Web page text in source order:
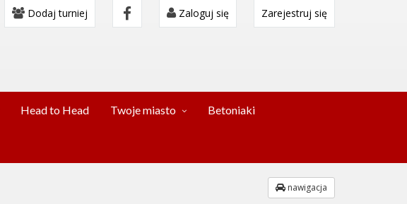
Dodaj turniej Zaloguj się Zarejestruj się
Head to Head Twoje miasto Betoniaki
nawigacja